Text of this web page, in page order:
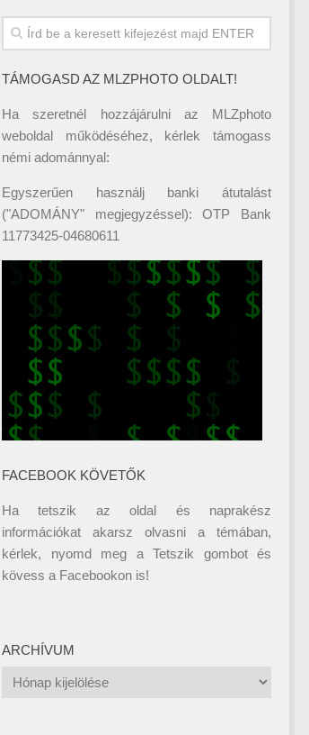
TÁMOGASD AZ MLZPHOTO OLDALT!
Ha szeretnél hozzájárulni az MLZphoto
weboldal működéséhez, kérlek támogass
némi adománnyal:
Egyszerűen használj banki átutalást
("ADOMÁNY" megjegyzéssel): OTP Bank
11773425-04680611
FACEBOOK KÖVETŐK
Ha tetszik az oldal és naprakész
információkat akarsz olvasni a témában,
kérlek, nyomd meg a Tetszik gombot és
kövess a Facebookon is!
ARCHÍVUM
Archívum